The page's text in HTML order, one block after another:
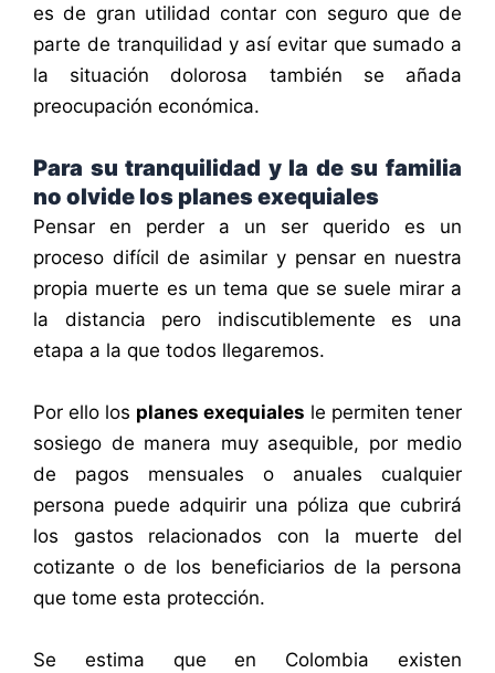
es de gran utilidad contar con seguro que de
parte de tranquilidad y así evitar que sumado a
la situación dolorosa también se añada
preocupación económica.
Para su tranquilidad y la de su familia
no olvide los planes exequiales
Pensar en perder a un ser querido es un
proceso difícil de asimilar y pensar en nuestra
propia muerte es un tema que se suele mirar a
la distancia pero indiscutiblemente es una
etapa a la que todos llegaremos.
Por ello los planes exequiales le permiten tener
sosiego de manera muy asequible, por medio
de pagos mensuales o anuales cualquier
persona puede adquirir una póliza que cubrirá
los gastos relacionados con la muerte del
cotizante o de los beneficiarios de la persona
que tome esta protección.
Se estima que en Colombia existen